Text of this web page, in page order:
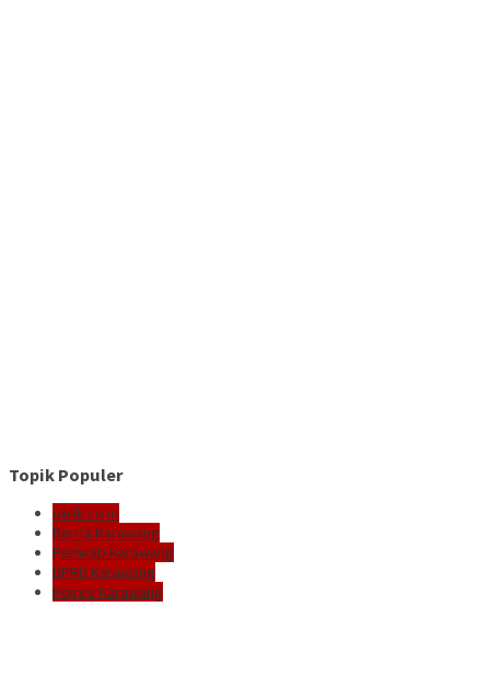
Topik Populer
delik.co.id
Berita Karawang
Pemkab Karawang
DPRD Karawang
Polres Karawang